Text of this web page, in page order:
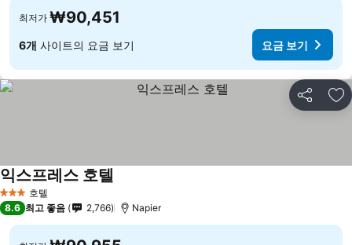
최저가 ₩90,451
6개 사이트의 요금 보기 요금 보기
공유 즐
3 성급 호텔
익스프레스 호텔
8.6 최고 좋음 2,766 Napier